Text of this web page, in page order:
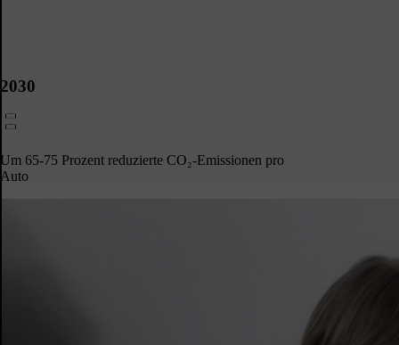
2030
Um 65-75 Prozent reduzierte CO₂-Emissionen pro
Auto